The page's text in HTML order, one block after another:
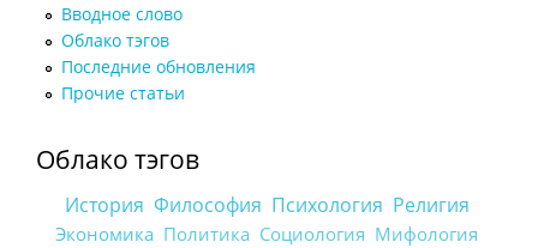
Вводное слово
Облако тэгов
Последние обновления
Прочие статьи
Облако тэгов
История Философия Психология Религия
Экономика Политика Социология Мифология